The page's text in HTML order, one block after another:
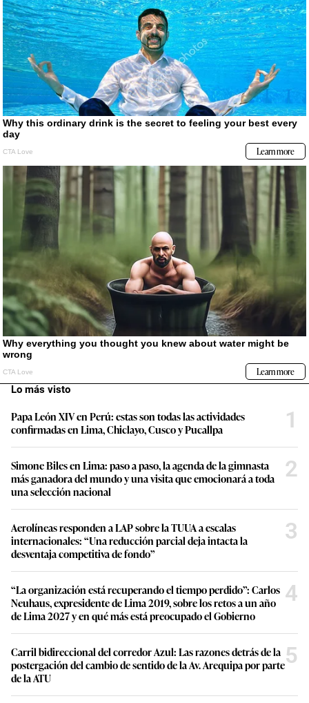
Lo más visto
Papa León XIV en Perú: estas son todas las actividades
confirmadas en Lima, Chiclayo, Cusco y Pucallpa
1
Simone Biles en Lima: paso a paso, la agenda de la gimnasta
más ganadora del mundo y una visita que emocionará a toda
una selección nacional
2
Aerolíneas responden a LAP sobre la TUUA a escalas
internacionales: “Una reducción parcial deja intacta la
desventaja competitiva de fondo”
3
“La organización está recuperando el tiempo perdido”: Carlos
Neuhaus, expresidente de Lima 2019, sobre los retos a un año
de Lima 2027 y en qué más está preocupado el Gobierno
4
Carril bidireccional del corredor Azul: Las razones detrás de la
postergación del cambio de sentido de la Av. Arequipa por parte
de la ATU
5